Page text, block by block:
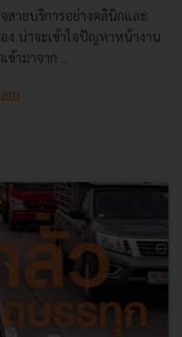
สายบริการอย่างคลินิกและ
ง น่าจะเข้าใจปัญหาหน้างาน
ามาจาก ...